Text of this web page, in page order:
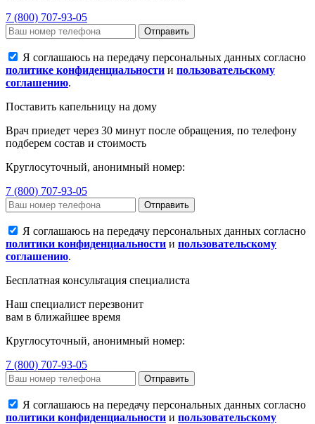
7 (800) 707-93-05
Отправить
Я соглашаюсь на передачу персональных данных согласно
политике конфиденциальности и пользовательскому
соглашению.
Поставить капельницу на дому
Врач приедет через 30 минут после обращения, по телефону
подберем состав и стоимость
Круглосуточный, анонимный номер:
7 (800) 707-93-05
Отправить
Я соглашаюсь на передачу персональных данных согласно
политики конфиденциальности и пользовательскому
соглашению.
Бесплатная консультация специалиста
Наш специалист перезвонит
вам в ближайшее время
Круглосуточный, анонимный номер:
7 (800) 707-93-05
Отправить
Я соглашаюсь на передачу персональных данных согласно
политики конфиденциальности и пользовательскому